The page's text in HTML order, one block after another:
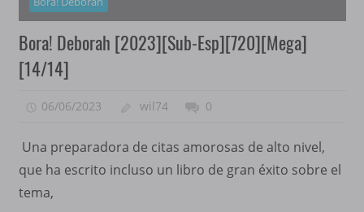
Bora! Deborah [2023][Sub-Esp][720][Mega]
[14/14]
06/06/2023 wil74 0
Una preparadora de citas amorosas de alto nivel,
que ha escrito incluso un libro de gran éxito sobre el
tema,